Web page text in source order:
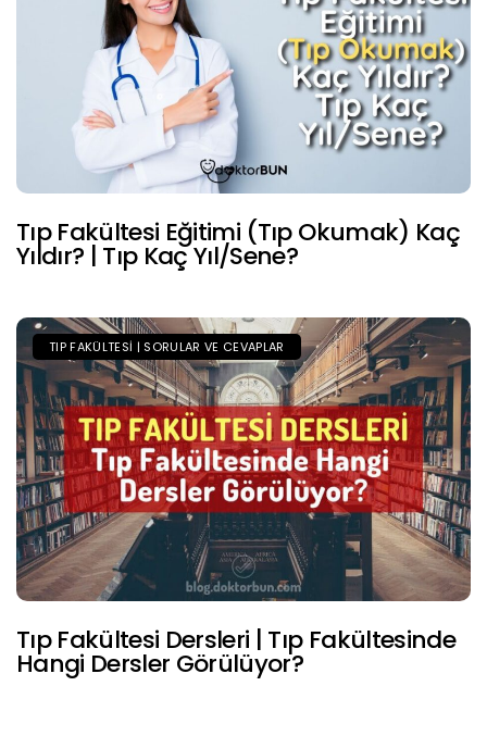
Tıp Fakültesi Eğitimi (Tıp Okumak) Kaç
Yıldır? | Tıp Kaç Yıl/Sene?
TIP FAKÜLTESI | SORULAR VE CEVAPLAR
Tıp Fakültesi Dersleri | Tıp Fakültesinde
Hangi Dersler Görülüyor?